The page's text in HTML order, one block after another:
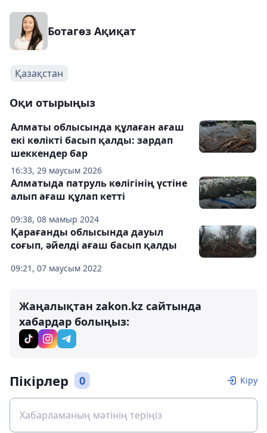
Ботагөз Ақиқат
Қазақстан
Оқи отырыңыз
16:33, 29 маусым 2026
Алматы облысында құлаған ағаш
екі көлікті басып қалды: зардап
шеккендер бар
09:38, 08 мамыр 2024
Алматыда патруль көлігінің үстіне
алып ағаш құлап кетті
09:21, 07 маусым 2022
Қарағанды ​​облысында дауыл
соғып, әйелді ағаш басып қалды
Жаңалықтан zakon.kz сайтында
хабардар болыңыз:
Пікірлер 0 Кіру